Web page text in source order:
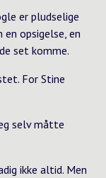
er pludselige
en opsigelse, en
set komme.
For Stine
selv måtte
ikke altid. Men